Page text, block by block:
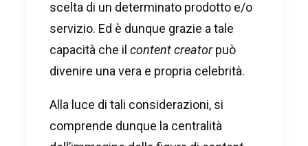
scelta di un determinato prodotto e/o
servizio. Ed è dunque grazie a tale
capacità che il content creatorpuò
divenire una vera e propria celebrità.
Alla luce di tali considerazioni, si
comprende dunque la centralità